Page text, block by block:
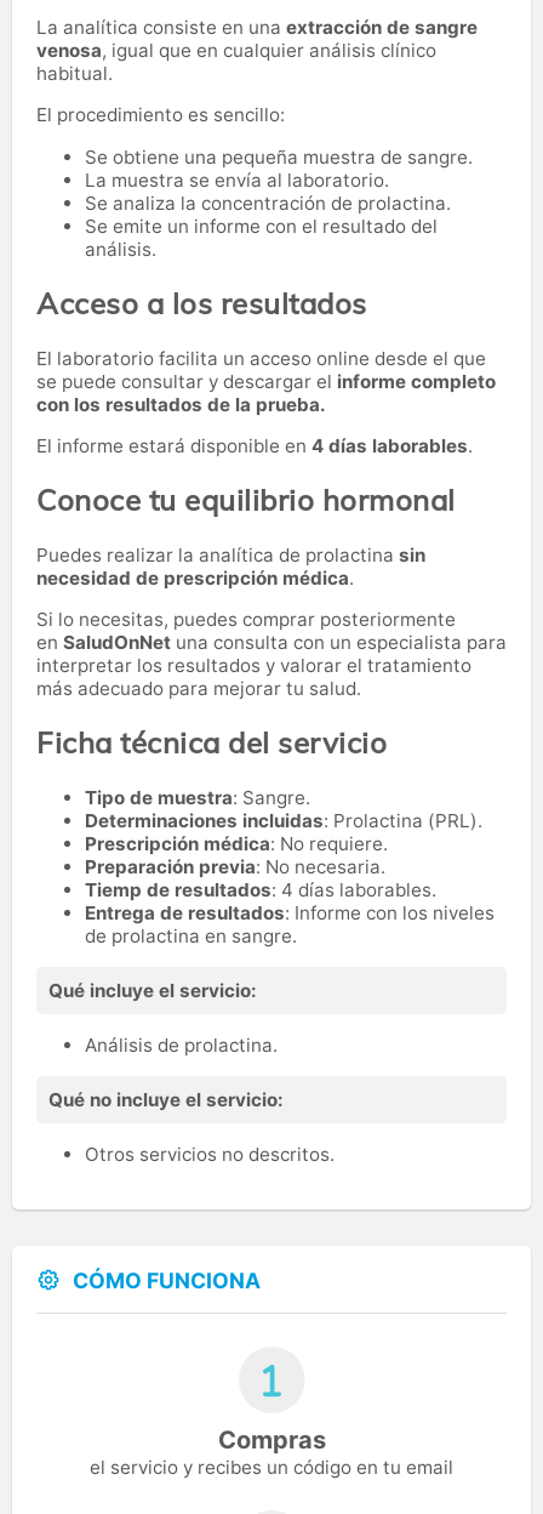
La analítica consiste en una extracción de sangre
venosa, igual que en cualquier análisis clínico
habitual.
El procedimiento es sencillo:
Se obtiene una pequeña muestra de sangre.
La muestra se envía al laboratorio.
Se analiza la concentración de prolactina.
Se emite un informe con el resultado del
análisis.
Acceso a los resultados
El laboratorio facilita un acceso online desde el que
se puede consultar y descargar el informe completo
con los resultados de la prueba.
El informe estará disponible en 4 días laborables.
Conoce tu equilibrio hormonal
Puedes realizar la analítica de prolactina sin
necesidad de prescripción médica.
Si lo necesitas, puedes comprar posteriormente
en SaludOnNet una consulta con un especialista para
interpretar los resultados y valorar el tratamiento
más adecuado para mejorar tu salud.
Ficha técnica del servicio
Tipo de muestra: Sangre.
Determinaciones incluidas: Prolactina (PRL).
Prescripción médica: No requiere.
Preparación previa: No necesaria.
Tiemp de resultados: 4 días laborables.
Entrega de resultados: Informe con los niveles
de prolactina en sangre.
Qué incluye el servicio:
Análisis de prolactina.
Qué no incluye el servicio:
Otros servicios no descritos.
CÓMO FUNCIONA
Compras
el servicio y recibes un código en tu email